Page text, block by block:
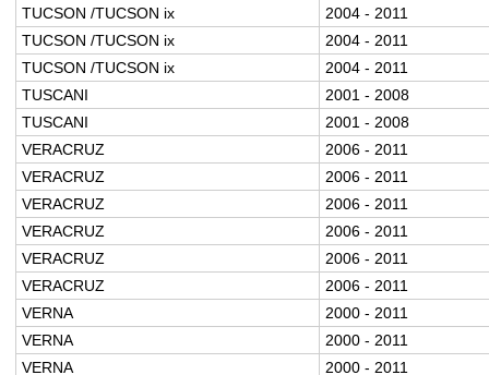
TUCSON /TUCSON ix
2004 - 2011
TUCSON /TUCSON ix
2004 - 2011
TUCSON /TUCSON ix
2004 - 2011
TUSCANI
2001 - 2008
TUSCANI
2001 - 2008
VERACRUZ
2006 - 2011
VERACRUZ
2006 - 2011
VERACRUZ
2006 - 2011
VERACRUZ
2006 - 2011
VERACRUZ
2006 - 2011
VERACRUZ
2006 - 2011
VERNA
2000 - 2011
VERNA
2000 - 2011
VERNA
2000 - 2011